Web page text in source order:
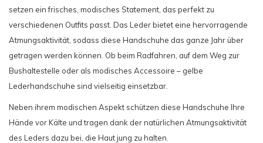
setzen ein frisches, modisches Statement, das perfekt zu
verschiedenen Outfits passt. Das Leder bietet eine hervorragende
Atmungsaktivität, sodass diese Handschuhe das ganze Jahr über
getragen werden können. Ob beim Radfahren, auf dem Weg zur
Bushaltestelle oder als modisches Accessoire – gelbe
Lederhandschuhe sind vielseitig einsetzbar.
Neben ihrem modischen Aspekt schützen diese Handschuhe Ihre
Hände vor Kälte und tragen dank der natürlichen Atmungsaktivität
des Leders dazu bei, die Haut jung zu halten.